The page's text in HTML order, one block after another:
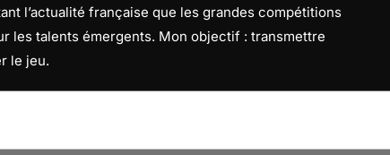
l’actualité française que les grandes compétitions
les talents émergents. Mon objectif : transmettre
le jeu.